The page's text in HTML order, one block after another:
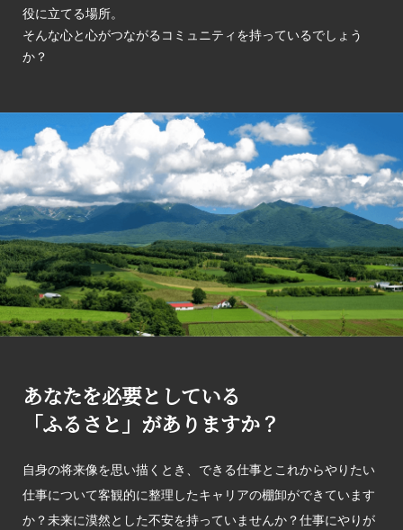
役に立てる場所。
そんな心と心がつながるコミュニティを持っているでしょう
か？
あなたを必要としている
「ふるさと」がありますか？
自身の将来像を思い描くとき、できる仕事とこれからやりたい
仕事について客観的に整理したキャリアの棚卸ができています
か？未来に漠然とした不安を持っていませんか？仕事にやりが